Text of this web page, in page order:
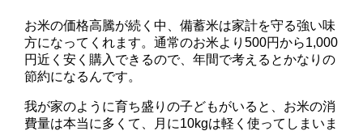
お米の価格高騰が続く中、備蓄米は家計を守る強い味
方になってくれます。通常のお米より500円から1,000
円近く安く購入できるので、年間で考えるとかなりの
節約になるんです。
我が家のように育ち盛りの子どもがいると、お米の消
費量は本当に多くて、月に10kgは軽く使ってしまいま